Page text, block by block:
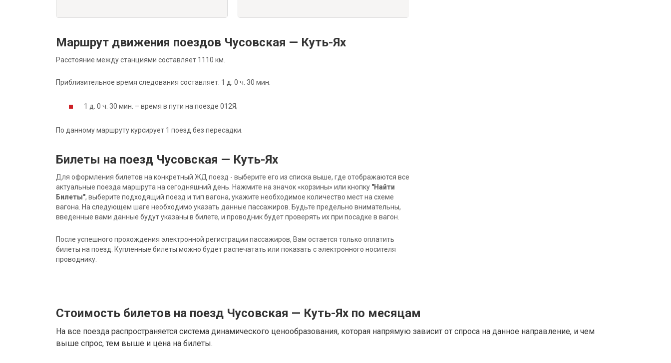
Маршрут движения поездов Чусовская — Куть-Ях
Расстояние между станциями составляет 1110 км.
Приблизительное время следования составляет: 1 д. 0 ч. 30 мин.
1 д. 0 ч. 30 мин. – время в пути на поезде 012Я;
По данному маршруту курсирует 1 поезд без пересадки.
Билеты на поезд Чусовская — Куть-Ях
Для оформления билетов на конкретный ЖД поезд - выберите его из списка выше, где отображаются все
актуальные поезда маршрута на сегодняшний день. Нажмите на значок «корзины» или кнопку "Найти
Билеты", выберите подходящий поезд и тип вагона, укажите необходимое количество мест на схеме
вагона. На следующем шаге необходимо указать данные пассажиров. Будьте предельно внимательны,
введенные вами данные будут указаны в билете, и проводник будет проверять их при посадке в вагон.
После успешного прохождения электронной регистрации пассажиров, Вам остается только оплатить
билеты на поезд. Купленные билеты можно будет распечатать или показать с электронного носителя
проводнику.
Стоимость билетов на поезд Чусовская — Куть-Ях по месяцам
На все поезда распространяется система динамического ценообразования, которая напрямую зависит от спроса на данное направление, и чем
выше спрос, тем выше и цена на билеты.